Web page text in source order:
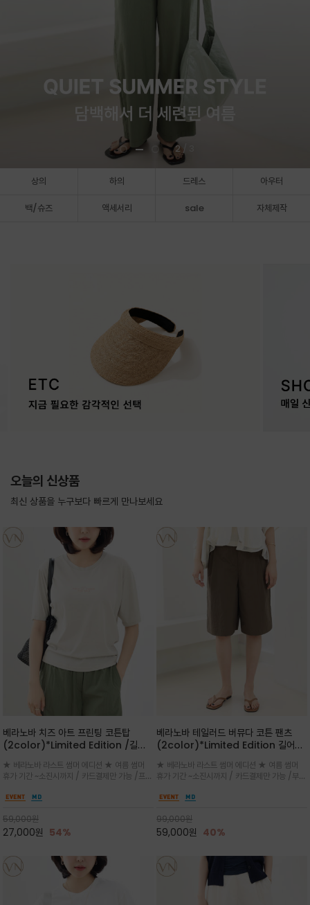
3 / 3
상의 하의 드레스 아우터
백/슈즈 액세서리 sale 자체제작
오늘의 신상품
최신 상품을 누구보다 빠르게 만나보세요
베라노바 치즈 아트 프린팅 코튼탑
(2color)*Limited Edition /길어
세요 ^^
★ 베라노바 라스트 썸머 에디션 ★ 여름 썸머
휴가 기간 ~소진시까지 / 카드결제만 가능 /프론
러스트 프린트가 더해져 과하지 않으면서도 세련
59,000원
27,000원 54%
베라노바 테일러드 버뮤다 코튼 팬츠
(2color)*Limited Edition 길어진
^^
★ 베라노바 라스트 썸머 에디션 ★ 여름 썸머
휴가 기간 ~소진시까지 / 카드결제만 가능 /부드
은은한 매트 컬러가 고급스러운 분위기
99,000원
59,000원 40%